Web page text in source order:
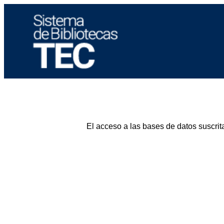
El acceso a las bases de datos